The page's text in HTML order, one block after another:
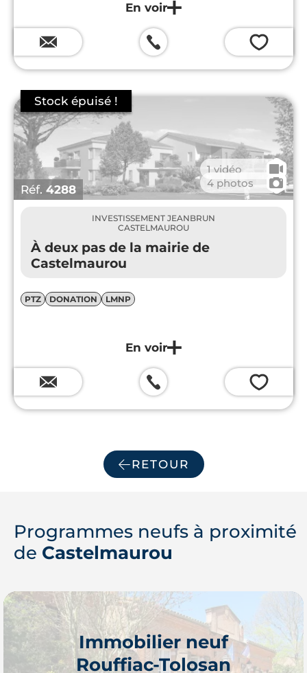
💗
Réf. 4288
1 vidéo 🎥
4 photos 📷
INVESTISSEMENT JEANBRUN
CASTELMAUROU
À deux pas de la mairie de
Castelmaurou
PTZ DONATION LMNP
💗
RETOUR
Programmes neufs à proximité
de Castelmaurou
Immobilier neuf
Rouffiac-Tolosan